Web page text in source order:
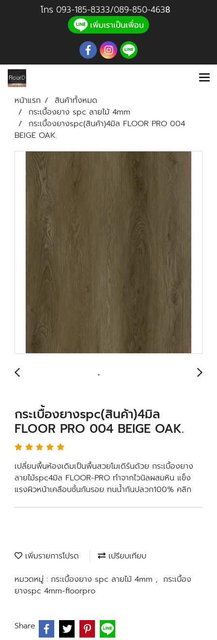
โทร 093-185-8333/089-850-4638
หน้าแรก
สินค้าทั้งหมด
กระเบื้องยาง spc ลายไม้ 4mm
กระเบื้องยางspc(สินค้า)4มิล FLOOR PRO 004
BEIGE OAK.
กระเบื้องยางspc(สินค้า)4มิล
FLOOR PRO 004 BEIGE OAK.
เปลี่ยนพื้นห้องเดิมเป็นพื้นสวยโมเดิร์นด้วย กระเบื้องยาง
ลายไม้spc4มิล FLOOR-PRO ทำจากไวนิลผสมหิน แข็ง
แรงผิวหน้าเคลือบชั้นกันรอย ทนน้ำกันปลวก100% คลิก
เพิ่มรายการโปรด
เปรียบเทียบ
หมวดหมู่ : กระเบื้องยาง spc ลายไม้ 4mm , กระเบื้อง
ยางspc 4mm-floorpro
Share